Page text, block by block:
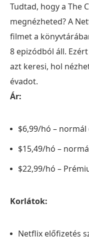
Tudtad, hogy a The
megnézheted? A
filmet a
8 epizódból áll.
azt keresi, hol
évadot.
Ár:
$6,99/hó –
$15,49/hó –
$22,99/hó –
Korlátok:
Netflix előfizetés